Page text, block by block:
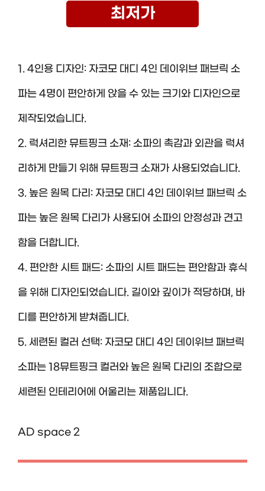
최저가
1. 4인용 디자인: 자코모 대디 4인 데이위브 패브릭 소
파는 4명이 편안하게 앉을 수 있는 크기와 디자인으로
제작되었습니다.
2. 럭셔리한 뮤트핑크 소재: 소파의 촉감과 외관을 럭셔
리하게 만들기 위해 뮤트핑크 소재가 사용되었습니다.
3. 높은 원목 다리: 자코모 대디 4인 데이위브 패브릭 소
파는 높은 원목 다리가 사용되어 소파의 안정성과 견고
함을 더합니다.
4. 편안한 시트 패드: 소파의 시트 패드는 편안함과 휴식
을 위해 디자인되었습니다. 길이와 깊이가 적당하며, 바
디를 편안하게 받쳐줍니다.
5. 세련된 컬러 선택: 자코모 대디 4인 데이위브 패브릭
소파는 18뮤트핑크 컬러와 높은 원목 다리의 조합으로
세련된 인테리어에 어울리는 제품입니다.
AD space 2